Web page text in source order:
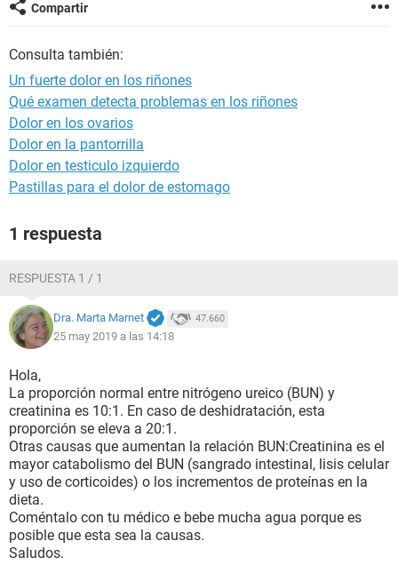
Compartir
Consulta también:
Un fuerte dolor en los riñones
Qué examen detecta problemas en los riñones
Dolor en los ovarios
Dolor en la pantorrilla
Dolor en testiculo izquierdo
Pastillas para el dolor de estomago
1 respuesta
RESPUESTA 1 / 1
Dra. Marta Marnet 47.660
25 may 2019 a las 14:18
Hola,
La proporción normal entre nitrógeno ureico (BUN) y
creatinina es 10:1. En caso de deshidratación, esta
proporción se eleva a 20:1.
Otras causas que aumentan la relación BUN:Creatinina es el
mayor catabolismo del BUN (sangrado intestinal, lisis celular
y uso de corticoides) o los incrementos de proteínas en la
dieta.
Coméntalo con tu médico e bebe mucha agua porque es
posible que esta sea la causas.
Saludos.